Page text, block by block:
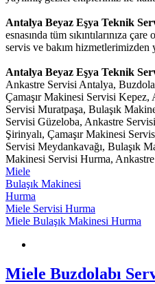
Antalya Beyaz Eşya Teknik
esnasında tüm sıkıntılarınıza
servis ve bakım hizmetlerimizden
Antalya Beyaz Eşya Teknik
Ankastre Servisi Antalya,
Çamaşır Makinesi Servisi Kepez,
Servisi Muratpaşa, Bulaşık
Servisi Güzeloba, Ankastre
Şirinyalı, Çamaşır Makinesi
Servisi Meydankavağı, Bulaşık
Makinesi Servisi Hurma,
Miele
Bulaşık Makinesi
Hurma
Miele Servisi Hurma
Miele Bulaşık Makinesi Hurma
Miele Buzdolabı